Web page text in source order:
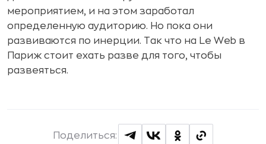
мероприятием, и на этом заработал
определенную аудиторию. Но пока они
развиваются по инерции. Так что на Le Web в
Париж стоит ехать разве для того, чтобы
развеяться.
Поделиться: